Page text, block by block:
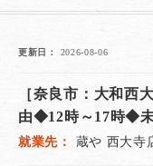
更新日 2026-08-06
［奈良市：大和西
由◆12時～17時◆
就業先 蔵や 西大寺